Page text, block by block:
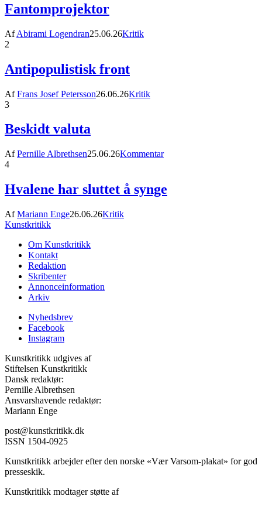
Fantomprojektor
AfAbirami Logendran25.06.26Kritik
2
Antipopulistisk front
AfFrans Josef Petersson26.06.26Kritik
3
Beskidt valuta
AfPernille Albrethsen25.06.26Kommentar
4
Hvalene har sluttet å synge
AfMariann Enge26.06.26Kritik
Kunstkritikk
Om Kunstkritikk
Kontakt
Redaktion
Skribenter
Annonceinformation
Arkiv
Nyhedsbrev
Facebook
Instagram
Kunstkritikk udgives af
Stiftelsen Kunstkritikk
Dansk redaktør:
Pernille Albrethsen
Ansvarshavende redaktør:
Mariann Enge
post@kunstkritikk.dk
ISSN 1504-0925
Kunstkritikk arbejder efter den norske «Vær Varsom-plakat» for god
presseskik.
Kunstkritikk modtager støtte af